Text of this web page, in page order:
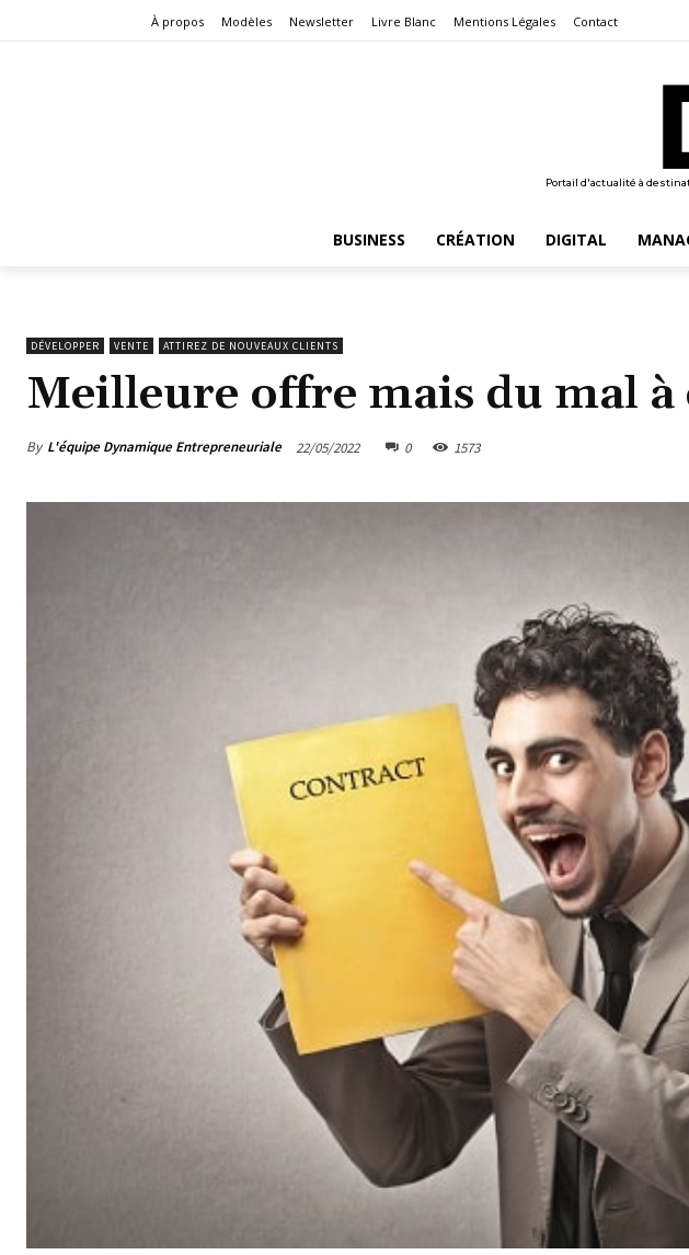
À propos Modèles Newsletter Livre Blanc Mentions Légales Contact
Portail d'actualité à
BUSINESS CRÉATION DIGITAL
DÉVELOPPER VENTE ATTIREZ DE NOUVEAUX CLIENTS
Meilleure offre mais du mal à
By L'équipe Dynamique Entrepreneuriale 22/05/2022 0 1573